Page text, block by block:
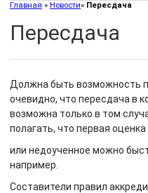
Главная » Новости» Пересдача
Пересдача
Должна быть возможность
очевидно, что пересдача в
возможна только в том
полагать, что первая
или недоученное можно
например.
Составители правил